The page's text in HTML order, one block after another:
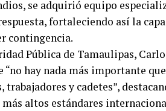
se adquirió equipo
fortaleciendo así la
contingencia.
Pública de Tamaulipas,
“no hay nada más importante
trabajadores y cadetes”,
altos estándares